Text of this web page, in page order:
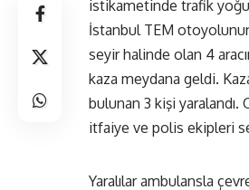
istikametinde trafik
İstanbul TEM
seyir halinde olan 4
kaza meydana geldi.
bulunan 3 kişi yaralandı.
itfaiye ve polis ekipleri
Yaralılar ambulansla